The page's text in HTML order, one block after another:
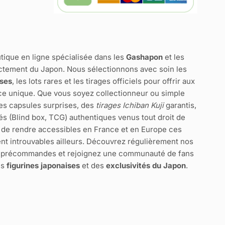
en ligne spécialisée dans les Gashaponet les
du Japon. Nous sélectionnons avec soin les
, les lots rares et les tirages officiels pour offrir aux
unique. Que vous soyez collectionneur ou simple
capsules surprises, des tirages Ichiban Kujigarantis,
(Blind box, TCG) authentiques venus tout droit de
rendre accessibles en France et en Europe ces
introuvables ailleurs. Découvrez régulièrement nos
et rejoignez une communauté de fans
figurines japonaises et des exclusivités du Japon.